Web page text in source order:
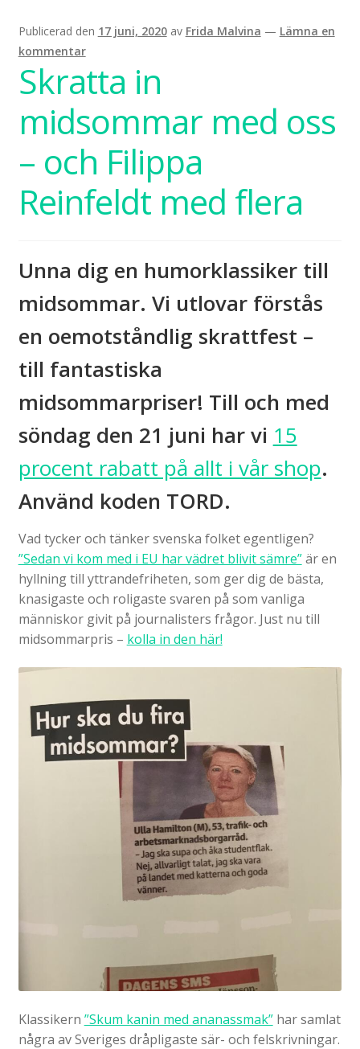
Publicerad den 17 juni, 2020 av Frida Malvina — Lämna en
kommentar
Skratta in
midsommar med oss
– och Filippa
Reinfeldt med flera
Unna dig en humorklassiker till
midsommar. Vi utlovar förstås
en oemotståndlig skrattfest –
till fantastiska
midsommarpriser! Till och med
söndag den 21 juni har vi 15
procent rabatt på allt i vår shop.
Använd koden TORD.
Vad tycker och tänker svenska folket egentligen?
”Sedan vi kom med i EU har vädret blivit sämre”är en
hyllning till yttrandefriheten, som ger dig de bästa,
knasigaste och roligaste svaren på som vanliga
människor givit på journalisters frågor. Just nu till
midsommarpris – kolla in den här!
Klassikern ”Skum kanin med ananassmak”har samlat
några av Sveriges dråpligaste sär- och felskrivningar.